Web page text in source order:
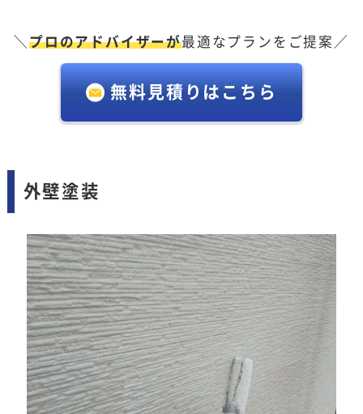
＼プロのアドバイザーが最適なプランをご提案／
無料見積りはこちら
外壁塗装